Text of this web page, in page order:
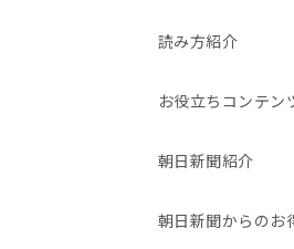
読み方紹介
お役立ちコンテン
朝日新聞紹介
朝日新聞からのお